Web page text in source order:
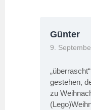
Günter
9.
gestehen,
zu